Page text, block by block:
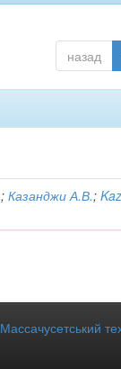
назад
;Казанджи А.В.;
Массачусетський